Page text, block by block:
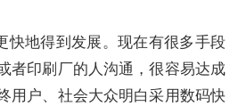
快地得到发展。现在有很多手段
者印刷厂的人沟通，很容易达成
用户、社会大众明白采用数码快